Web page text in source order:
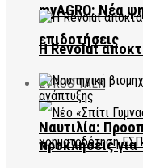
myAGRO: Νέα
επιδοτήσεις
EVROS TALK
Η Revolut
Ναυτιλία:
προκλήσεις